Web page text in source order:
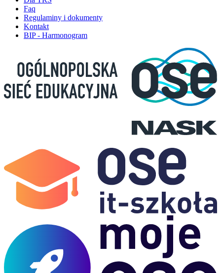
Faq
Regulaminy i dokumenty
Kontakt
BIP - Harmonogram